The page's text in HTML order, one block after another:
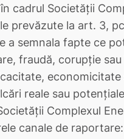
cadrul Societății
prevăzute la art. 3,
a semnala fapte ce
fraudă, corupție
reale sau
Complexul
canale de raportare: